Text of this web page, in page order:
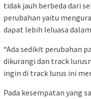
tidak jauh berbeda dari
perubahan yaitu
dapat lebih leluasa
“Ada sedikit perubahan
dikurangi dan track
ingin di track lurus ini
Pada kesempatan yang